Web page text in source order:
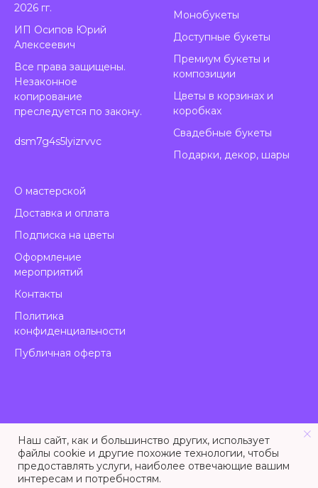
2026 гг.
ИП Осипов Юрий
Алексеевич
Все права защищены.
Незаконное
копирование
преследуется по закону.
dsm7g4s5lyizrvvc
Монобукеты
Доступные букеты
Премиум букеты и
композиции
Цветы в корзинах и
коробках
Свадебные букеты
Подарки, декор, шары
О мастерской
Доставка и оплата
Подписка на цветы
Оформление
мероприятий
Контакты
Политика
конфиденциальности
Публичная оферта
Наш сайт, как и большинство других, использует
файлы cookie и другие похожие технологии, чтобы
предоставлять услуги, наиболее отвечающие вашим
интересам и потребностям.
Made on Tilda